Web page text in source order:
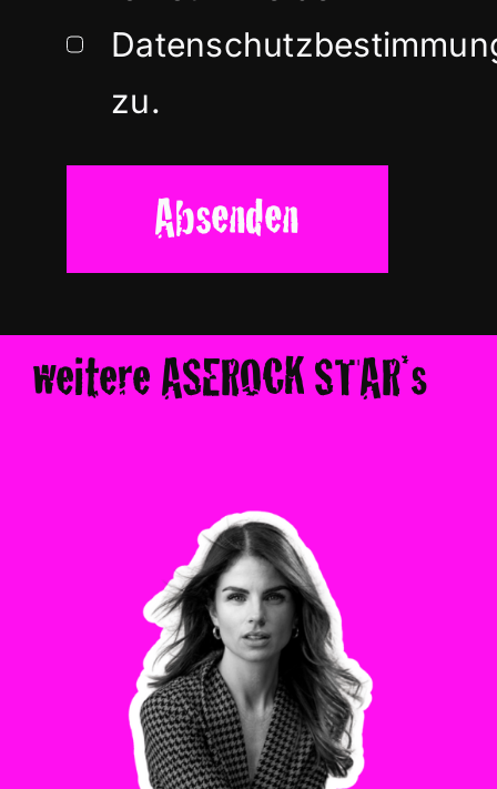
zu.
Absenden
weitere ASEROCK STAR*s